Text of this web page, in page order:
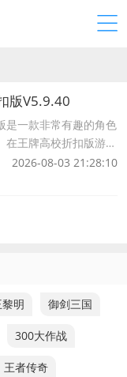
版V5.9.40
是一款非常有趣的角色
在王牌高校折扣版游戏
的角色，你可以收集很
2026-08-03 21:28:10
明 御剑三国
300大作战
王者传奇